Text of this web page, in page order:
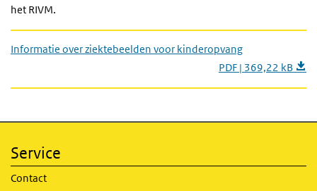
het RIVM.
Informatie over ziektebeelden voor kinderopvang
PDF | 369,22 kB
Service
Contact